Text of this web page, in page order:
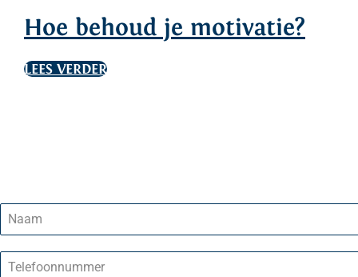
Hoe behoud je motivatie?
LEES VERDER